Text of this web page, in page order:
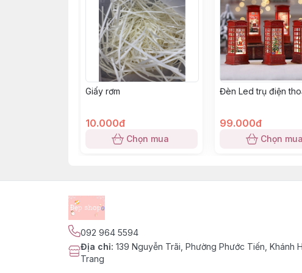
Giấy rơm
10.000đ
Chọn mua
Đèn Led trụ điện
99.000đ
Chọn mua
092 964 5594
Địa chỉ: 139 Nguyễn Trãi, Phường Phước Tiến, Khánh
Trang